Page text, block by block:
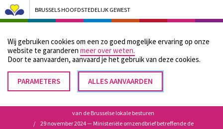
Wij gebruiken cookies om een zo goed mogelijke ervaring op onze
website te garanderen meer over weten.
Door te aanvaarden, aanvaard je het gebruik van deze cookies.
PARAMETERS ALLES AANVAARDEN
TOESTEMMING
INTREKKEN
BRUSSELS HOOFDSTEDELIJK GEWEST
Bruxelles Pouvoirs Locaux - Aller à la page d'accueil
Menu
Kruimelpad
Home
van de Brusselse lokale besturen
29 november 2024 — Ministeriële omzendbrief betreffende de